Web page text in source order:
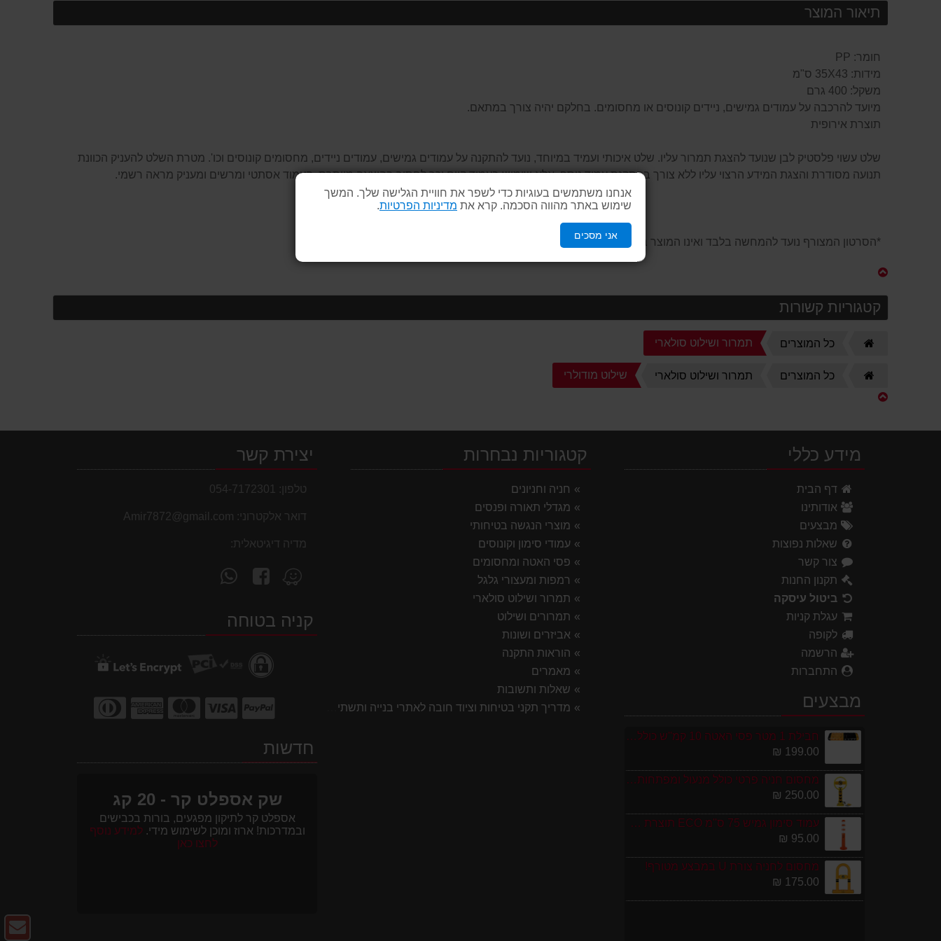
אנחנו משתמשים בעוגיות כדי לשפר את חוויית הגלישה שלך. המשך
שימוש באתר מהווה הסכמה. קרא את מדיניות הפרטיות
אני מסכים
תיאור המוצר
חומר: PP
מידות: 35X43 ס"מ
משקל: 400 גרם
מיועד להרכבה על עמודים גמישים, ניידים קונוסים או מחסומים. בחלקם יהיה צורך במתאם.
תוצרת אירופית
שלט עשוי פלסטיק לבן שנועד להצגת תמרור עליו. שלט איכותי ועמיד במיוחד, נועד להתקנה על עמודים גמישים, עמודים ניידים, מחסומים קונוסים וכו'. מטרת השלט להעניק הכוונת
תנועה מסודרת והצגת המידע הרצוי עליו ללא צורך בהתקנת עמוד נוסף, אלא שימוש בעמוד קיים וכך לחסוך בהוצאה מיותרת. העמוד אסתטי ומרשים ומעניק מראה רשמי.
*הסרטון המצורף נועד להמחשה בלבד ואינו המוצר בפועל !
קטגוריות קשורות
כל המוצרים תמרור ושילוט סולארי
כל המוצרים תמרור ושילוט סולארי שילוט מודולרי
מידע כללי
דף הבית
אודותינו
מבצעים
שאלות נפוצות
צור קשר
תקנון החנות
ביטול עיסקה
עגלת קניות
לקופה
הרשמה
התחברות
מבצעים
חבילת 1 מטר פסי האטה 10 קמ''ש כולל סופיות מפלסטיק
199.00 ₪
מחסום חניה פרטי כולל מנעול ומפתחות גובה 70 ס"מ
250.00 ₪
עמוד סימון גמיש 75 ס''מ ECO תוצרת אירופה
95.00 ₪
מחסום לחניה צורת U במבצע מטורף!
175.00 ₪
קטגוריות נבחרות
חניה וחניונים
מגדלי תאורה ופנסים
מוצרי הנגשה בטיחותי
עמודי סימון וקונוסים
פסי האטה ומחסומים
רמפות ומעצורי גלגל
תמרור ושילוט סולארי
תמרורים ושילוט
אביזרים ושונות
הוראות התקנה
מאמרים
שאלות ותשובות
מדריך תקני בטיחות וציוד חובה לאתרי בנייה ותשתית 2026
יצירת קשר
טלפון: 054-7172301
דואר אלקטרוני: Amir7872@gmail.com
מדיה דיגיטאלית:
מצא
אותנו
Waze
עקוב
אחרינו
facebookקניה בטוחה
חדשות
שק אספלט קר - 20 קג
אספלט קר לתיקון מפגעים, בורות בכבישים
ובמדרכות! ארוז ומוכן לשימוש מידי.למידע נוסף
לחצו כאן